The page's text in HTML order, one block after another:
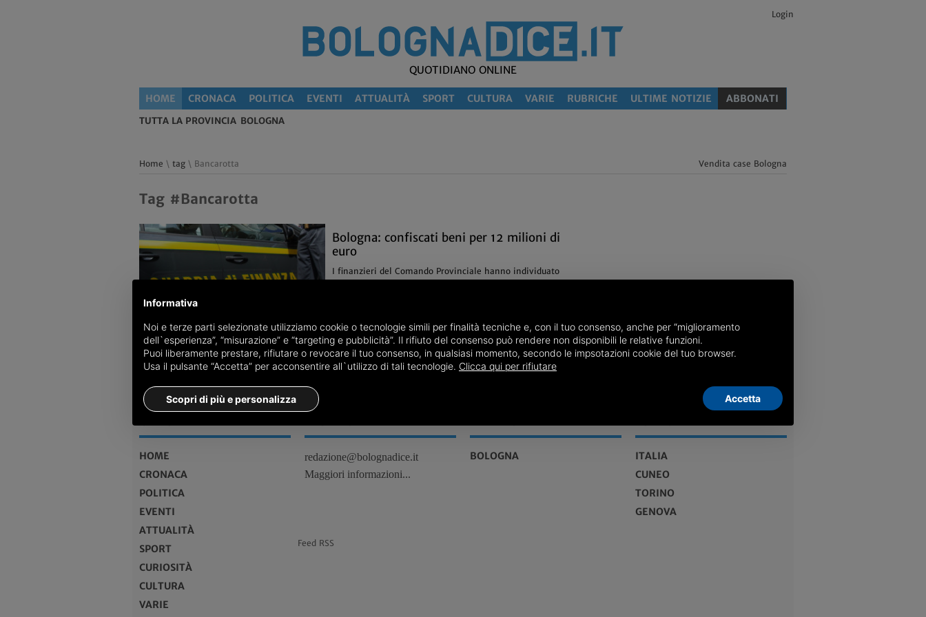
Login
QUOTIDIANO ONLINE
HOME CRONACA POLITICA EVENTI ATTUALITÀ SPORT CULTURA VARIE RUBRICHE ULTIME NOTIZIE ABBONATI
TUTTA LA PROVINCIA BOLOGNA
Home \ tag \ Bancarotta Vendita case Bologna
Tag #Bancarotta
Bologna: confiscati beni per 12 milioni di
euro
I finanzieri del Comando Provinciale hanno individuato
23/07 Bologna, Cronaca
HOME
CRONACA
POLITICA
EVENTI
ATTUALITÀ
SPORT
CURIOSITÀ
CULTURA
VARIE
redazione@bolognadice.it
Maggiori informazioni...
BOLOGNA
ITALIA
CUNEO
TORINO
GENOVA
Feed RSS
Informativa
Noi e terze parti selezionate utilizziamo cookie o tecnologie simili per finalità tecniche e, con il tuo consenso, anche per “miglioramento
dell`esperienza”, “misurazione” e “targeting e pubblicità”. Il rifiuto del consenso può rendere non disponibili le relative funzioni.
Puoi liberamente prestare, rifiutare o revocare il tuo consenso, in qualsiasi momento, secondo le impsotazioni cookie del tuo browser.
Usa il pulsante “Accetta” per acconsentire all`utilizzo di tali tecnologie. Clicca qui per rifiutare
Scopri di più e personalizza Accetta